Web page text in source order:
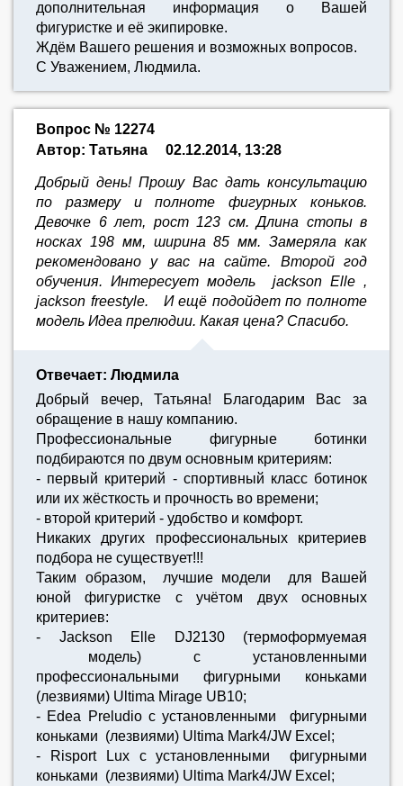
дополнительная информация о Вашей
фигуристке и её экипировке.
Ждём Вашего решения и возможных вопросов.
С Уважением, Людмила.
Вопрос № 12274
Автор: Татьяна
02.12.2014, 13:28
Добрый день! Прошу Вас дать консультацию
по размеру и полноте фигурных коньков.
Девочке 6 лет, рост 123 см. Длина стопы в
носках 198 мм, ширина 85 мм. Замеряла как
рекомендовано у вас на сайте. Второй год
обучения. Интересует модель jackson Elle ,
jackson freestyle. И ещё подойдет по полноте
модель Идеа прелюдии. Какая цена? Спасибо.
Отвечает: Людмила
Добрый вечер, Татьяна! Благодарим Вас за
обращение в нашу компанию.
Профессиональные фигурные ботинки
подбираются по двум основным критериям:
- первый критерий - спортивный класс ботинок
или их жёсткость и прочность во времени;
- второй критерий - удобство и комфорт.
Никаких других профессиональных критериев
подбора не существует!!!
Таким образом, лучшие модели для Вашей
юной фигуристке с учётом двух основных
критериев:
- Jackson Elle DJ2130 (термоформуемая
модель) с установленными
профессиональными фигурными коньками
(лезвиями) Ultima Mirage UB10;
- Edea Preludio с установленными фигурными
коньками (лезвиями) Ultima Mark4/JW Excel;
- Risport Lux с установленными фигурными
коньками (лезвиями) Ultima Mark4/JW Excel;